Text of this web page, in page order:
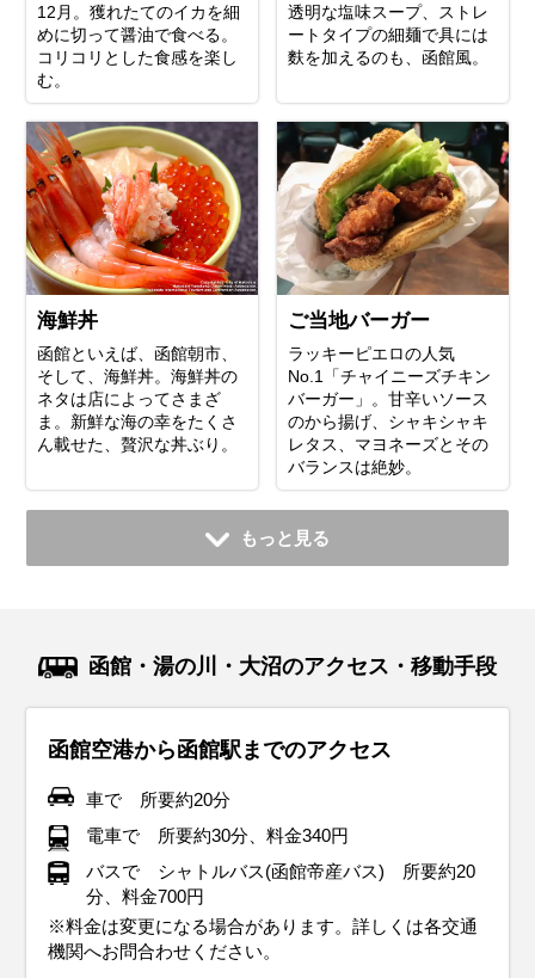
12月。獲れたてのイカを細
めに切って醤油で食べる。
コリコリとした食感を楽し
む。
透明な塩味スープ、ストレ
ートタイプの細麺で具には
麩を加えるのも、函館風。
海鮮丼
函館といえば、函館朝市、
そして、海鮮丼。海鮮丼の
ネタは店によってさまざ
ま。新鮮な海の幸をたくさ
ん載せた、贅沢な丼ぶり。
ご当地バーガー
ラッキーピエロの人気
No.1「チャイニーズチキン
バーガー」。甘辛いソース
のから揚げ、シャキシャキ
レタス、マヨネーズとその
バランスは絶妙。
もっと見る
函館・湯の川・大沼のアクセス・移動手段
函館空港から函館駅までのアクセス
車で 所要約20分
電車で 所要約30分、料金340円
バスで シャトルバス(函館帝産バス) 所要約20
分、料金700円
※料金は変更になる場合があります。詳しくは各交通
機関へお問合わせください。